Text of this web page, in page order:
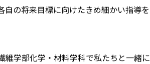
自の将来目標に向けたきめ細かい指導を
維学部化学・材料学科で私たちと一緒に